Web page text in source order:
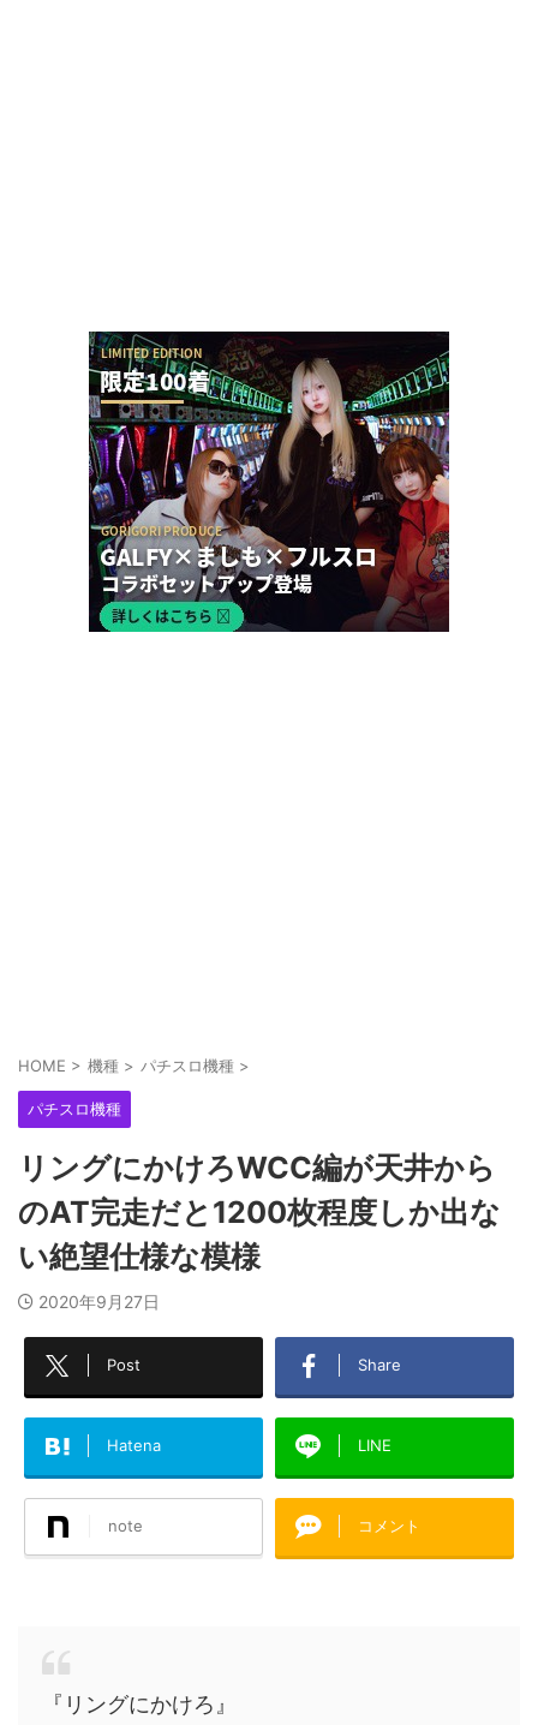
【やらかし？】Lすーぱぁびん娘が設置台数少ない
のに出まくってて甘いらしい…ビンゴネオ騒動再...
HOME > 機種 > パチスロ機種 >
パチスロ機種
リングにかけろWCC編が天井から
のAT完走だと1200枚程度しか出な
い絶望仕様な模様
2020年9月27日
Post Share
Hatena LINE
note コメント
『リングにかけろ』